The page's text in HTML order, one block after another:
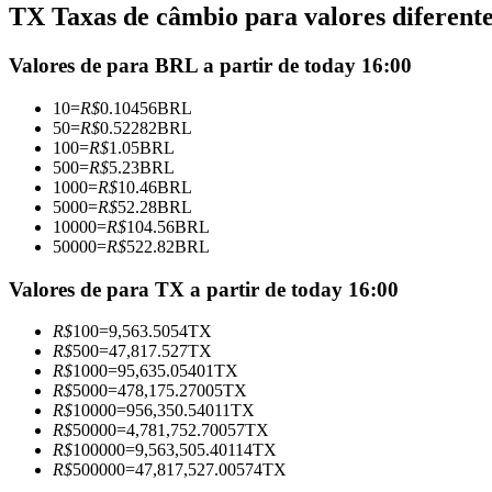
Futuros usando USDC como garantia
Copiar Trading
Junte-se aos principais traders
TX Taxas de câmbio para valores
Valores de para BRL a partir de today 16:00
10=R$0.10456BRL
50=R$0.52282BRL
100=R$1.05BRL
500=R$5.23BRL
1000=R$10.46BRL
5000=R$52.28BRL
10000=R$104.56BRL
50000=R$522.82BRL
Valores de para TX a partir de today 16:00
R$100=9,563.5054TX
R$500=47,817.527TX
R$1000=95,635.05401TX
R$5000=478,175.27005TX
R$10000=956,350.54011TX
R$50000=4,781,752.70057TX
R$100000=9,563,505.40114TX
R$500000=47,817,527.00574TX